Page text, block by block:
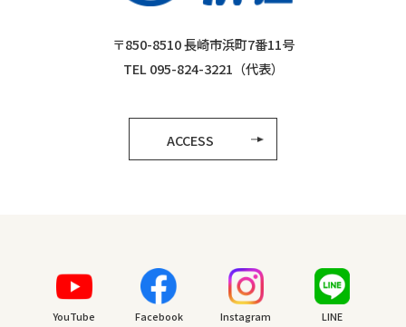
〒850-8510 長崎市浜町7番11号
TEL 095-824-3221（代表）
ACCESS
YouTube Facebook Instagram LINE